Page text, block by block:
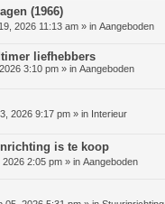
(1966)
2026 11:13 am » in Aangeboden
liefhebbers
3:10 pm » in Aangeboden
2026 9:17 pm » in Interieur
is te koop
2026 2:05 pm » in Aangeboden